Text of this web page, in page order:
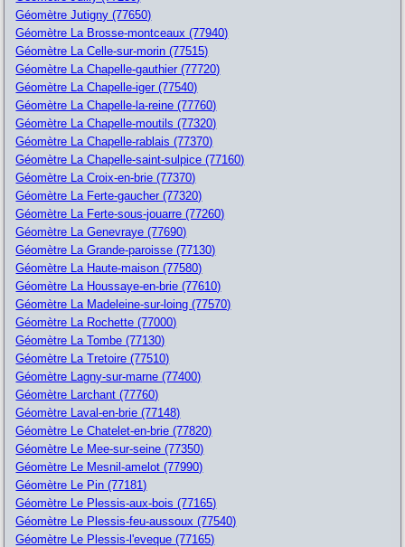
Géomètre Jutigny (77650)
Géomètre La Brosse-montceaux (77940)
Géomètre La Celle-sur-morin (77515)
Géomètre La Chapelle-gauthier (77720)
Géomètre La Chapelle-iger (77540)
Géomètre La Chapelle-la-reine (77760)
Géomètre La Chapelle-moutils (77320)
Géomètre La Chapelle-rablais (77370)
Géomètre La Chapelle-saint-sulpice (77160)
Géomètre La Croix-en-brie (77370)
Géomètre La Ferte-gaucher (77320)
Géomètre La Ferte-sous-jouarre (77260)
Géomètre La Genevraye (77690)
Géomètre La Grande-paroisse (77130)
Géomètre La Haute-maison (77580)
Géomètre La Houssaye-en-brie (77610)
Géomètre La Madeleine-sur-loing (77570)
Géomètre La Rochette (77000)
Géomètre La Tombe (77130)
Géomètre La Tretoire (77510)
Géomètre Lagny-sur-marne (77400)
Géomètre Larchant (77760)
Géomètre Laval-en-brie (77148)
Géomètre Le Chatelet-en-brie (77820)
Géomètre Le Mee-sur-seine (77350)
Géomètre Le Mesnil-amelot (77990)
Géomètre Le Pin (77181)
Géomètre Le Plessis-aux-bois (77165)
Géomètre Le Plessis-feu-aussoux (77540)
Géomètre Le Plessis-l'eveque (77165)